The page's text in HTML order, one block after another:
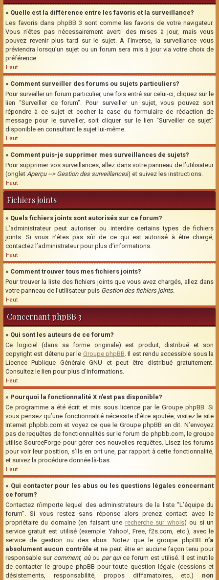
» Quelle est la différence entre les favoris et la surveillance?
Les favoris dans phpBB 3 sont comme les favoris de votre navigateur.
Vous n’êtes pas nécessairement averti des mises à jour, mais vous
pouvez revenir plus tard sur le sujet. A l’inverse, la surveillance vous
préviendra lorsqu’un sujet ou un forum sera mis à jour via votre choix de
préférence.
Haut
» Comment surveiller des forums ou sujets particuliers?
Pour surveiller un forum particulier, une fois entré sur celui-ci, cliquez sur le
lien “Surveiller ce forum”. Pour surveiller un sujet, vous pouvez soit
répondre à ce sujet et cocher la case du formulaire de rédaction de
message pour le surveiller, soit cliquer sur le lien “Surveiller ce sujet”
disponible en consultant le sujet lui-même.
Haut
» Comment puis-je supprimer mes surveillances de sujets?
Pour supprimer vos surveillances, allez dans votre panneau de l’utilisateur
(onglet Aperçu --> Gestion des surveillances) et suivez les instructions.
Haut
Fichiers joints
» Quels fichiers joints sont autorisés sur ce forum?
L’administrateur peut autoriser ou interdire certains types de fichiers
joints. Si vous n’êtes pas sûr de ce qui est autorisé à être chargé,
contactez l’administrateur pour plus d’informations.
Haut
» Comment trouver tous mes fichiers joints?
Pour trouver la liste des fichiers joints que vous avez chargés, allez dans
votre panneau de l’utilisateur puis Gestion des fichiers joints.
Haut
Concernant phpBB 3
» Qui sont les auteurs de ce forum?
Ce logiciel (dans sa forme originale) est produit, distribué et son
copyright est détenu par le Groupe phpBB. Il est rendu accessible sous la
Licence Publique Générale GNU et peut être distribué gratuitement.
Consultez le lien pour plus d’informations.
Haut
» Pourquoi la fonctionnalité X n’est pas disponible?
Ce programme a été écrit et mis sous licence par le Groupe phpBB. Si
vous pensez qu’une fonctionnalité nécessite d’être ajoutée, visitez le site
Internet phpbb.com et voyez ce que le Groupe phpBB en dit. N’envoyez
pas de requêtes de fonctionnalités sur le forum de phpbb.com, le groupe
utilise SourceForge pour gérer ces nouvelles requêtes. Lisez les forums
pour voir leur position, s’ils en ont une, par rapport à cette fonctionnalité,
et suivez la procédure donnée là-bas.
Haut
» Qui contacter pour les abus ou les questions légales concernant
ce forum?
Contactez n’importe lequel des administrateurs de la liste “L’équipe du
forum”. Si vous restez sans réponse alors prenez contact avec le
propriétaire du domaine (en faisant une recherche sur whois) ou si un
service gratuit est utilisé (exemple: Yahoo!, Free, f2s.com, etc.), avec le
service de gestion ou des abus. Notez que le groupe phpBB n’a
absolument aucun contrôle et ne peut être en aucune façon tenu pour
responsable sur comment, oùou par quice forum est utilisé. Il est inutile
de contacter le groupe phpBB pour toute question légale (cessions et
désistements, responsabilité, propos diffamatoires, etc.) non